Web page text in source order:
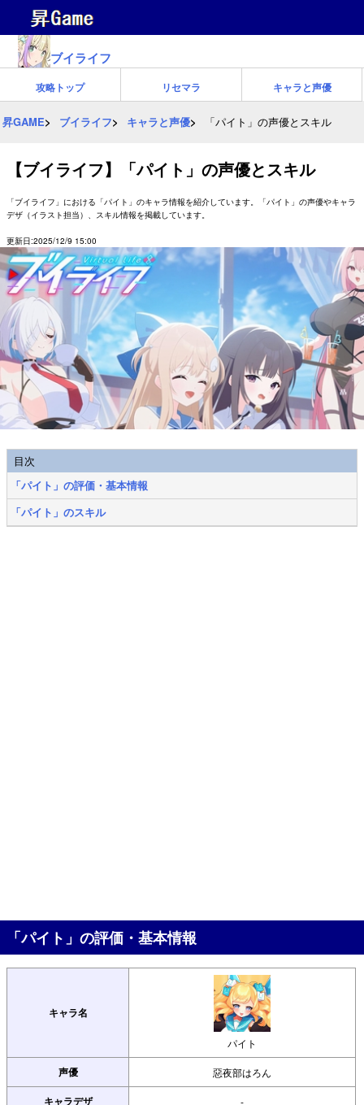
ブイライフ
攻略トップ リセマラ キャラと声優
昇GAME ブイライフ キャラと声優 「パイト」の声優とスキル
【ブイライフ】「パイト」の声優とスキル
「ブイライフ」における「パイト」のキャラ情報を紹介しています。「パイト」の声優やキャラ
デザ（イラスト担当）、スキル情報を掲載しています。
更新日:2025/12/9 15:00
目次
「パイト」の評価・基本情報
「パイト」のスキル
「パイト」の評価・基本情報
キャラ名
パイト
声優 惡夜部はろん
キャラデザ -